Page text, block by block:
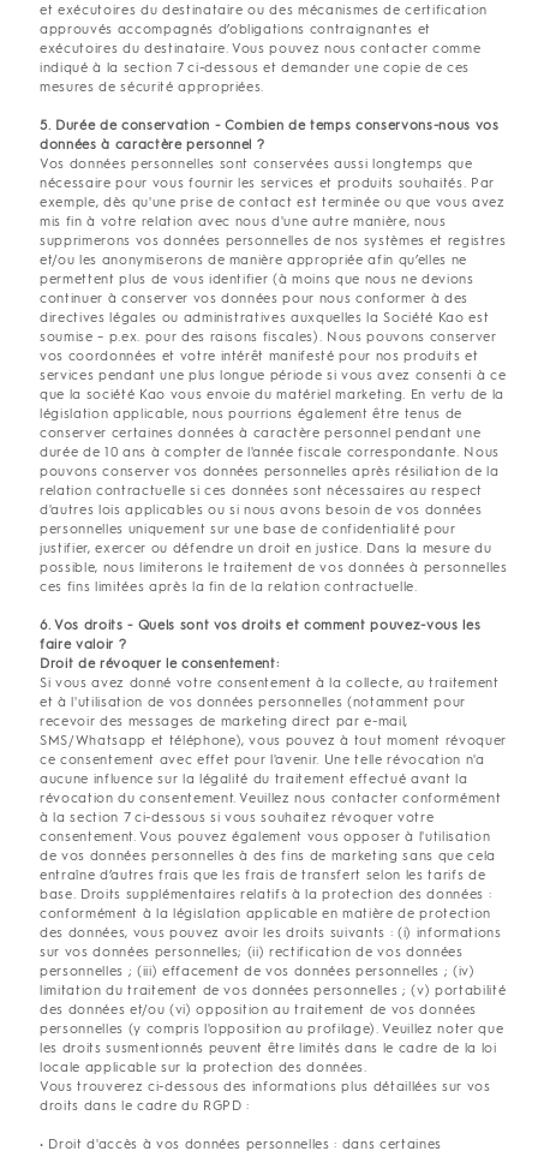
et exécutoires du destinataire ou des mécanismes de certification
approuvés accompagnés d’obligations contraignantes et
exécutoires du destinataire. Vous pouvez nous contacter comme
indiqué à la section 7 ci-dessous et demander une copie de ces
mesures de sécurité appropriées.
5. Durée de conservation - Combien de temps conservons-nous vos
données à caractère personnel ?
Vos données personnelles sont conservées aussi longtemps que
nécessaire pour vous fournir les services et produits souhaités. Par
exemple, dès qu'une prise de contact est terminée ou que vous avez
mis fin à votre relation avec nous d'une autre manière, nous
supprimerons vos données personnelles de nos systèmes et registres
et/ou les anonymiserons de manière appropriée afin qu’elles ne
permettent plus de vous identifier (à moins que nous ne devions
continuer à conserver vos données pour nous conformer à des
directives légales ou administratives auxquelles la Société Kao est
soumise – p.ex. pour des raisons fiscales). Nous pouvons conserver
vos coordonnées et votre intérêt manifesté pour nos produits et
services pendant une plus longue période si vous avez consenti à ce
que la société Kao vous envoie du matériel marketing. En vertu de la
législation applicable, nous pourrions également être tenus de
conserver certaines données à caractère personnel pendant une
durée de 10 ans à compter de l'année fiscale correspondante. Nous
pouvons conserver vos données personnelles après résiliation de la
relation contractuelle si ces données sont nécessaires au respect
d'autres lois applicables ou si nous avons besoin de vos données
personnelles uniquement sur une base de confidentialité pour
justifier, exercer ou défendre un droit en justice. Dans la mesure du
possible, nous limiterons le traitement de vos données à personnelles
ces fins limitées après la fin de la relation contractuelle.
6. Vos droits - Quels sont vos droits et comment pouvez-vous les
faire valoir ?
Droit de révoquer le consentement:
Si vous avez donné votre consentement à la collecte, au traitement
et à l'utilisation de vos données personnelles (notamment pour
recevoir des messages de marketing direct par e-mail,
SMS/Whatsapp et téléphone), vous pouvez à tout moment révoquer
ce consentement avec effet pour l'avenir. Une telle révocation n'a
aucune influence sur la légalité du traitement effectué avant la
révocation du consentement. Veuillez nous contacter conformément
à la section 7 ci-dessous si vous souhaitez révoquer votre
consentement. Vous pouvez également vous opposer à l'utilisation
de vos données personnelles à des fins de marketing sans que cela
entraîne d’autres frais que les frais de transfert selon les tarifs de
base. Droits supplémentaires relatifs à la protection des données :
conformément à la législation applicable en matière de protection
des données, vous pouvez avoir les droits suivants : (i) informations
sur vos données personnelles; (ii) rectification de vos données
personnelles ; (iii) effacement de vos données personnelles ; (iv)
limitation du traitement de vos données personnelles ; (v) portabilité
des données et/ou (vi) opposition au traitement de vos données
personnelles (y compris l'opposition au profilage). Veuillez noter que
les droits susmentionnés peuvent être limités dans le cadre de la loi
locale applicable sur la protection des données.
Vous trouverez ci-dessous des informations plus détaillées sur vos
droits dans le cadre du RGPD :
• Droit d'accès à vos données personnelles : dans certaines